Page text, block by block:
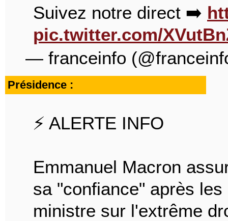
Suivez notre direct ➡️
pic.twitter.com/
— franceinfo
Présidence :
⚡️ ALERTE INFO
Emmanuel Macron
sa "confiance" après
ministre sur l'extrême